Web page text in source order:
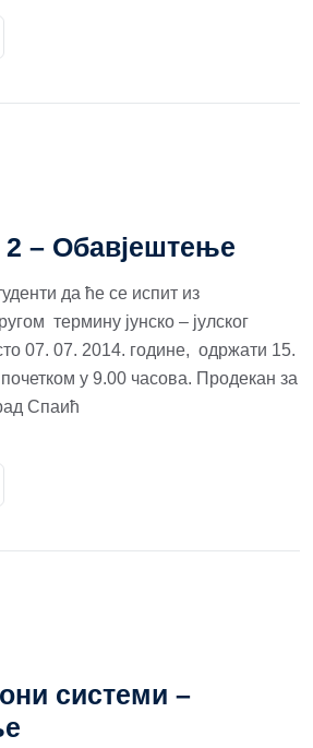
– Обавјештење
да ће се испит из
термину јунско – јулског
07. 07. 2014. године, одржати 15.
у 9.00 часова. Продекан за
Спаић
системи –